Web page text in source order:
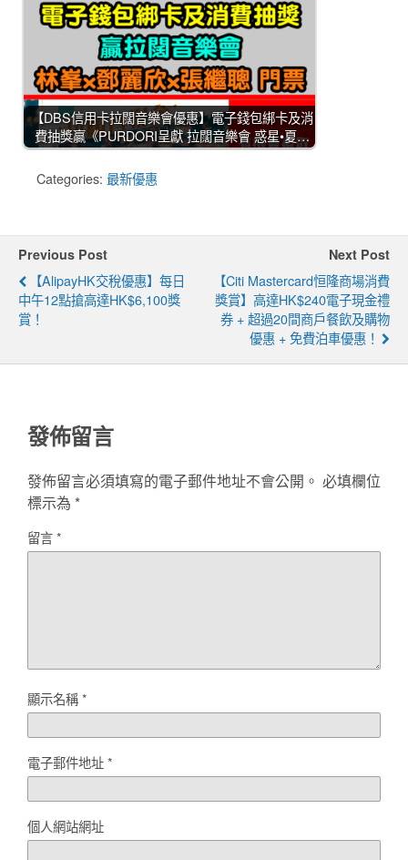
【DBS信用卡拉闊音樂會優惠】電子錢包綁卡及消
費抽獎贏《PURDORI呈獻 拉闊音樂會 惑星•夏…
Categories: 最新優惠
Previous Post
【AlipayHK交稅優惠】每日
中午12點搶高達HK$6,100獎
賞！
Next Post
【Citi Mastercard恒隆商場消費
獎賞】高達HK$240電子現金禮
券 + 超過20間商戶餐飲及購物
優惠 + 免費泊車優惠！
發佈留言
發佈留言必須填寫的電子郵件地址不會公開。 必填欄位
標示為 *
留言*
顯示名稱*
電子郵件地址*
個人網站網址